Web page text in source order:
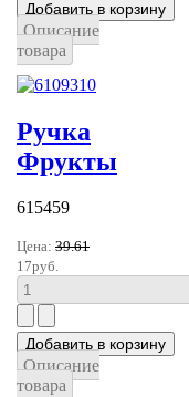
Описание
товара
Ручка
Фрукты
615459
Цена: 39.61
17руб.
Описание
товара